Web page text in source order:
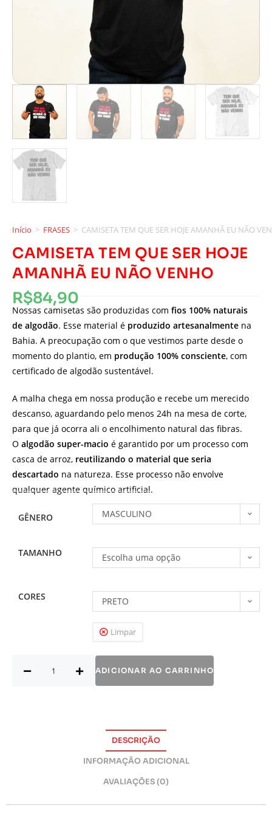
Início > FRASES > CAMISETA TEM QUE SER HOJE AMANHÃ EU NÃO
CAMISETA TEM QUE SER HOJE
AMANHÃ EU NÃO VENHO
R$84,90
Nossas camisetas são produzidas com fios 100% naturais
de algodão. Esse material é produzido artesanalmente na
Bahia. A preocupação com o que vestimos parte desde o
momento do plantio, em produção 100% consciente, com
certificado de algodão sustentável.
A malha chega em nossa produção e recebe um merecido
descanso, aguardando pelo menos 24h na mesa de corte,
para que já ocorra ali o encolhimento natural das fibras.
O algodão super-macio é garantido por um processo com
casca de arroz, reutilizando o material que seria
descartado na natureza. Esse processo não envolve
qualquer agente químico artificial.
GÊNERO MASCULINO
TAMANHO Escolha uma opção
CORES PRETO
Limpar
ADICIONAR AO CARRINHO
DESCRIÇÃO
INFORMAÇÃO ADICIONAL
AVALIAÇÕES (0)